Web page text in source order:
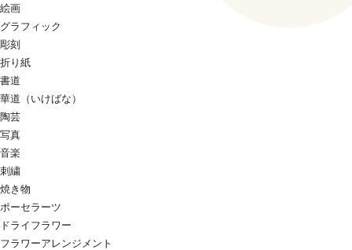
絵画
グラフィック
彫刻
折り紙
書道
華道（いけばな）
陶芸
写真
音楽
刺繍
焼き物
ポーセラーツ
ドライフラワー
フラワーアレンジメント